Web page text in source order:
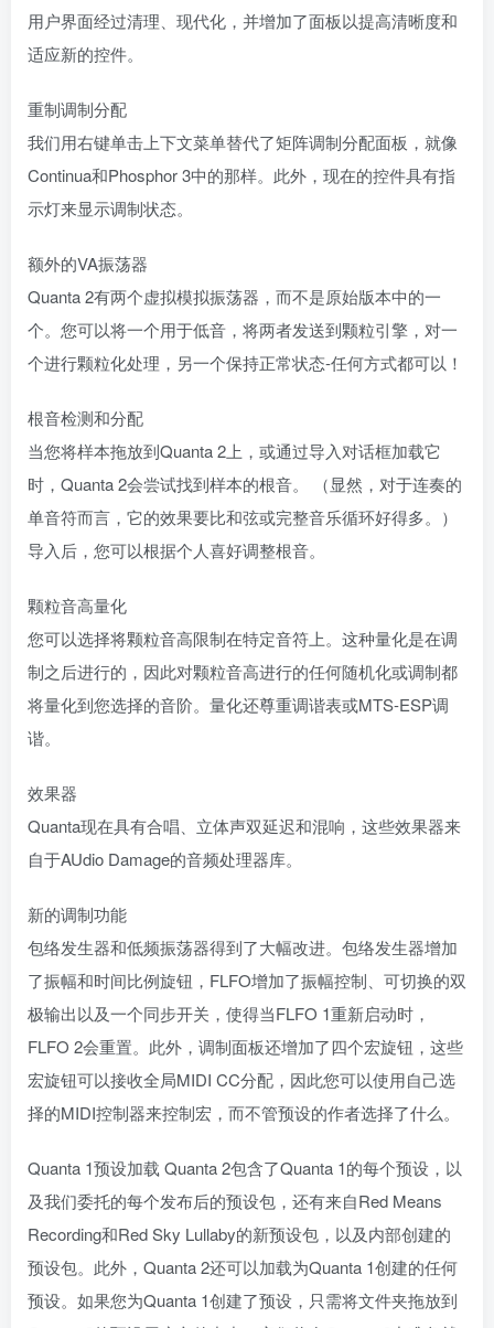
用户界面经过清理、现代化，并增加了面板以提高清晰度和
适应新的控件。
重制调制分配
我们用右键单击上下文菜单替代了矩阵调制分配面板，就像
Continua和Phosphor 3中的那样。此外，现在的控件具有指
示灯来显示调制状态。
额外的VA振荡器
Quanta 2有两个虚拟模拟振荡器，而不是原始版本中的一
个。您可以将一个用于低音，将两者发送到颗粒引擎，对一
个进行颗粒化处理，另一个保持正常状态-任何方式都可以！
根音检测和分配
当您将样本拖放到Quanta 2上，或通过导入对话框加载它
时，Quanta 2会尝试找到样本的根音。 （显然，对于连奏的
单音符而言，它的效果要比和弦或完整音乐循环好得多。）
导入后，您可以根据个人喜好调整根音。
颗粒音高量化
您可以选择将颗粒音高限制在特定音符上。这种量化是在调
制之后进行的，因此对颗粒音高进行的任何随机化或调制都
将量化到您选择的音阶。量化还尊重调谐表或MTS-ESP调
谐。
效果器
Quanta现在具有合唱、立体声双延迟和混响，这些效果器来
自于AUdio Damage的音频处理器库。
新的调制功能
包络发生器和低频振荡器得到了大幅改进。包络发生器增加
了振幅和时间比例旋钮，FLFO增加了振幅控制、可切换的双
极输出以及一个同步开关，使得当FLFO 1重新启动时，
FLFO 2会重置。此外，调制面板还增加了四个宏旋钮，这些
宏旋钮可以接收全局MIDI CC分配，因此您可以使用自己选
择的MIDI控制器来控制宏，而不管预设的作者选择了什么。
Quanta 1预设加载 Quanta 2包含了Quanta 1的每个预设，以
及我们委托的每个发布后的预设包，还有来自Red Means
Recording和Red Sky Lullaby的新预设包，以及内部创建的
预设包。此外，Quanta 2还可以加载为Quanta 1创建的任何
预设。如果您为Quanta 1创建了预设，只需将文件夹拖放到